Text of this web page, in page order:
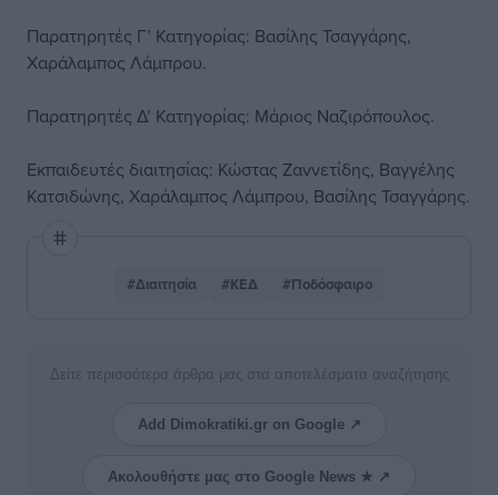
Παρατηρητές Γ’ Κατηγορίας: Βασίλης Τσαγγάρης,
Χαράλαμπος Λάμπρου.
Παρατηρητές Δ’ Κατηγορίας: Μάριος Ναζιρόπουλος.
Εκπαιδευτές διαιτησίας: Κώστας Ζαννετίδης, Βαγγέλης
Κατσιδώνης, Χαράλαμπος Λάμπρου, Βασίλης Τσαγγάρης.
#Διαιτησία #ΚΕΔ #Ποδόσφαιρο
Δείτε περισσότερα άρθρα μας στα αποτελέσματα αναζήτησης
Add Dimokratiki.gr on Google ↗
Ακολουθήστε μας στο Google News ★ ↗